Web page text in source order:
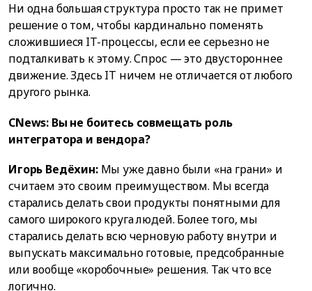
Ни одна большая структура просто так не примет
решение о том, чтобы кардинально поменять
сложившиеся IT-процессы, если ее серьезно не
подталкивать к этому. Спрос — это двустороннее
движение. Здесь IT ничем не отличается от любого
другого рынка.
CNews: Вы не боитесь совмещать роль
интегратора и вендора?
Игорь Ведёхин:Мы уже давно были «на грани» и
считаем это своим преимуществом. Мы всегда
старались делать свои продукты понятными для
самого широкого круга людей. Более того, мы
старались делать всю черновую работу внутри и
выпускать максимально готовые, предсобранные
или вообще «коробочные» решения. Так что все
логично.